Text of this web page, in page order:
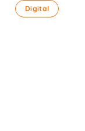
Digital